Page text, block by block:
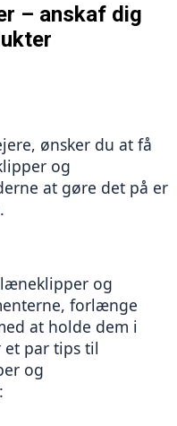
– anskaf dig
ønsker du at få
og
at gøre det på er
og
forlænge
at holde dem i
et par tips til
og